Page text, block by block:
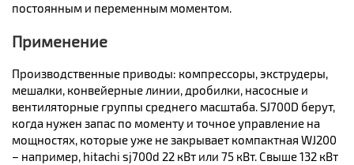
постоянным и переменным моментом.
Применение
Производственные приводы: компрессоры, экструдеры,
мешалки, конвейерные линии, дробилки, насосные и
вентиляторные группы среднего масштаба. SJ700D берут,
когда нужен запас по моменту и точное управление на
мощностях, которые уже не закрывает компактная WJ200
– например, hitachi sj700d 22 кВт или 75 кВт. Свыше 132 кВт